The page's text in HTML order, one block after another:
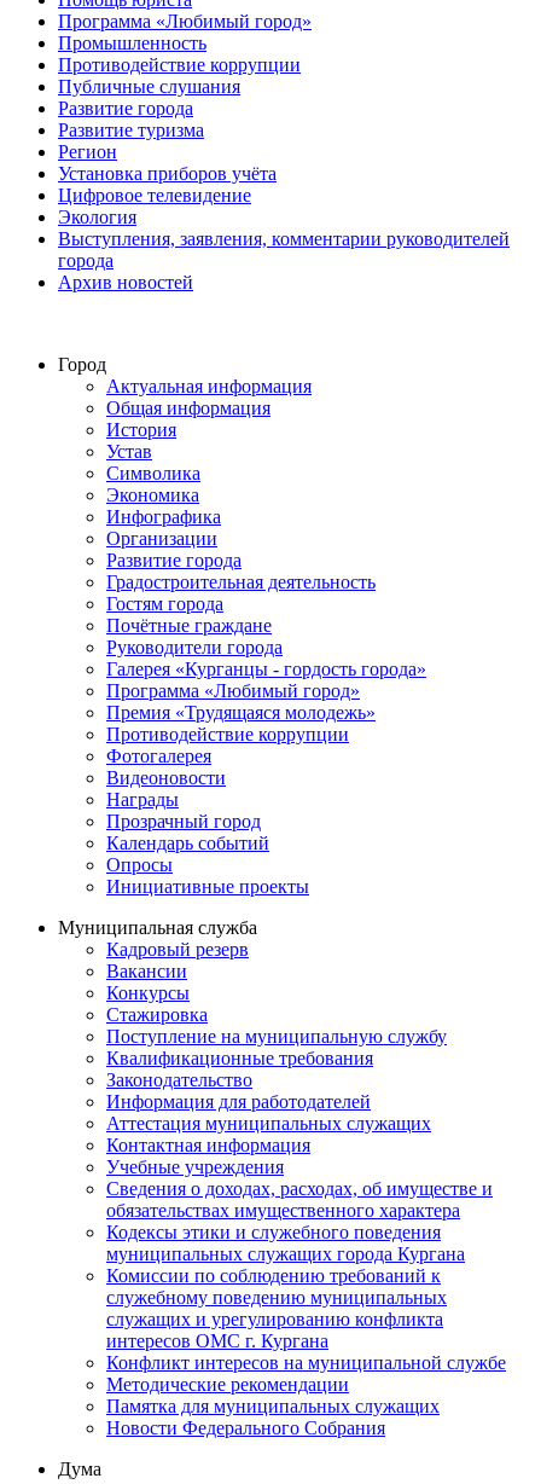
Программа «Любимый город»
Промышленность
Противодействие коррупции
Публичные слушания
Развитие города
Развитие туризма
Регион
Установка приборов учёта
Цифровое телевидение
Экология
Выступления, заявления, комментарии руководителей
города
Архив новостей
Город
Актуальная информация
Общая информация
История
Устав
Символика
Экономика
Инфографика
Организации
Развитие города
Градостроительная деятельность
Гостям города
Почётные граждане
Руководители города
Галерея «Курганцы - гордость города»
Программа «Любимый город»
Премия «Трудящаяся молодежь»
Противодействие коррупции
Фотогалерея
Видеоновости
Награды
Прозрачный город
Календарь событий
Опросы
Инициативные проекты
Муниципальная служба
Кадровый резерв
Вакансии
Конкурсы
Стажировка
Поступление на муниципальную службу
Квалификационные требования
Законодательство
Информация для работодателей
Аттестация муниципальных служащих
Контактная информация
Учебные учреждения
Сведения о доходах, расходах, об имуществе и
обязательствах имущественного характера
Кодексы этики и служебного поведения
муниципальных служащих города Кургана
Комиссии по соблюдению требований к
служебному поведению муниципальных
служащих и урегулированию конфликта
интересов ОМС г. Кургана
Конфликт интересов на муниципальной службе
Методические рекомендации
Памятка для муниципальных служащих
Новости Федерального Cобрания
Дума